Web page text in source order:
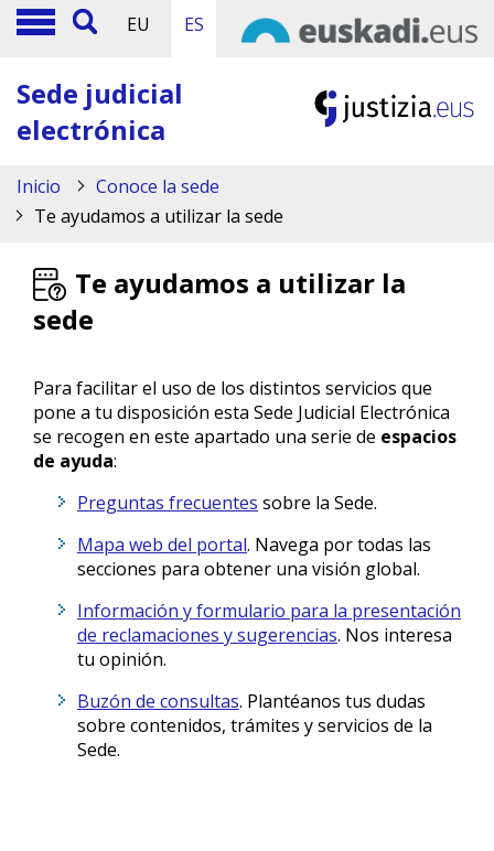
EU ES
Sede judicial
electrónica
Inicio
Conoce la sede
Te ayudamos a utilizar la sede
Te ayudamos a utilizar la
sede
Para facilitar el uso de los distintos servicios que
pone a tu disposición esta Sede Judicial Electrónica
se recogen en este apartado una serie de espacios
de ayuda:
Preguntas frecuentes sobre la Sede.
Mapa web del portal. Navega por todas las
secciones para obtener una visión global.
Información y formulario para la presentación
de reclamaciones y sugerencias. Nos interesa
tu opinión.
Buzón de consultas. Plantéanos tus dudas
sobre contenidos, trámites y servicios de la
Sede.